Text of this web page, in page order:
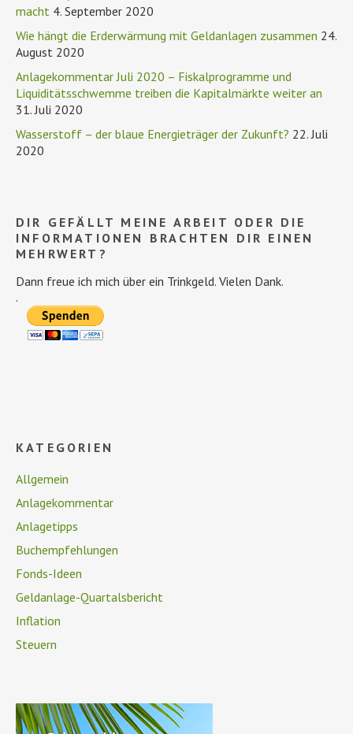
macht 4. September 2020
Wie hängt die Erderwärmung mit Geldanlagen zusammen 24.
August 2020
Anlagekommentar Juli 2020 – Fiskalprogramme und
Liquiditätsschwemme treiben die Kapitalmärkte weiter an
31. Juli 2020
Wasserstoff – der blaue Energieträger der Zukunft? 22. Juli
2020
DIR GEFÄLLT MEINE ARBEIT ODER DIE
INFORMATIONEN BRACHTEN DIR EINEN
MEHRWERT?
Dann freue ich mich über ein Trinkgeld. Vielen Dank.
.
KATEGORIEN
Allgemein
Anlagekommentar
Anlagetipps
Buchempfehlungen
Fonds-Ideen
Geldanlage-Quartalsbericht
Inflation
Steuern